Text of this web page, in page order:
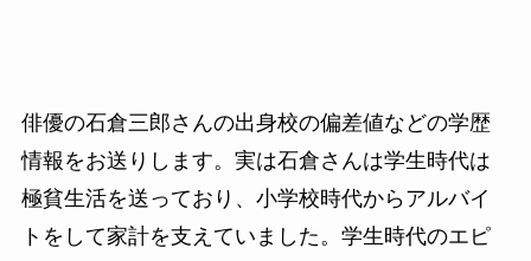
俳優の石倉三郎さんの出身校の偏差値などの学歴
情報をお送りします。実は石倉さんは学生時代は
極貧生活を送っており、小学校時代からアルバイ
トをして家計を支えていました。学生時代のエピ